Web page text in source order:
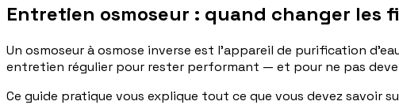
Entretien osmoseur : quand changer les
Un osmoseur à osmose inverse est l'appareil de purification
entretien régulier pour rester performant — et pour ne pas
Ce guide pratique vous explique tout ce que vous devez savoir